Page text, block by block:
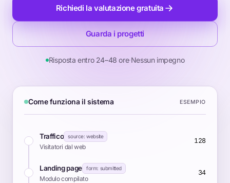
Richiedi la valutazione gratuita
Guarda i progetti
Risposta entro 24–48 ore·Nessun impegno
Come funziona il sistema ESEMPIO
Traffico source: website
Visitatori dal web
128
Landing page form: submitted
Modulo compilato
34